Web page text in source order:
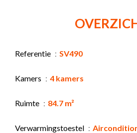
Referentie SV490
Kamers 4 kamers
Ruimte 84.7 m²
Verwarmingstoestel